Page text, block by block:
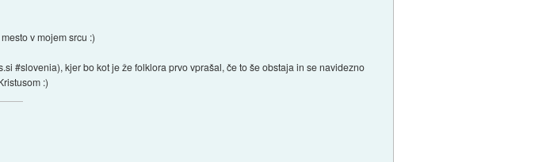
v mojem srcu :)
#slovenia), kjer bo kot je že folklora prvo vprašal, če to še obstaja in se navidezno
:)